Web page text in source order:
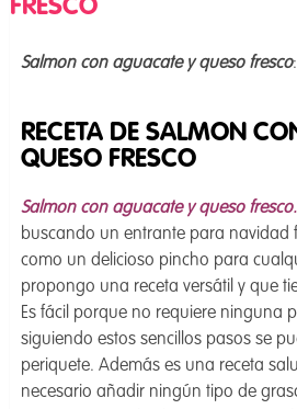
FRESCO
Salmon con aguacate y queso fresco
RECETA DE SALMON
QUESO FRESCO
Salmon con aguacate y queso fresco.
buscando un entrante para navidad
como un delicioso pincho para
propongo una receta versátil y que
Es fácil porque no requiere ninguna
siguiendo estos sencillos pasos se
periquete. Además es una receta
necesario añadir ningún tipo de